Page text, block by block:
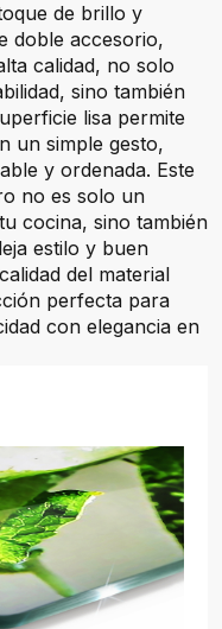
de brillo y
doble accesorio,
calidad, no solo
sino también
lisa permite
un simple gesto,
y ordenada. Este
no es solo un
cocina, sino también
estilo y buen
del material
perfecta para
con elegancia en